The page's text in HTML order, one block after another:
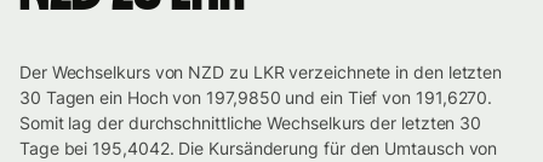
Der Wechselkurs von NZD zu LKR verzeichnete in den letzten
30 Tagen ein Hoch von 197,9850 und ein Tief von 191,6270.
Somit lag der durchschnittliche Wechselkurs der letzten 30
Tage bei 195,4042. Die Kursänderung für den Umtausch von